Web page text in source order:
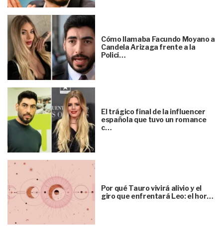
Cómo llamaba Facundo Moyano a
Candela Arizaga frente a la
Policí…
El trágico final de la influencer
española que tuvo un romance
c…
Por qué Tauro vivirá alivio y el
giro que enfrentará Leo: el hor…